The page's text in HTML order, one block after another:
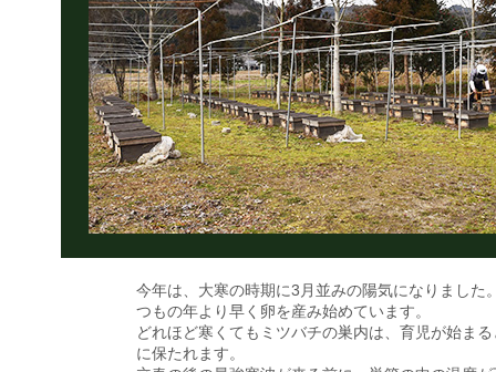
今年は、大寒の時期に3月並みの陽気になりました
つもの年より早く卵を産み始めています。
どれほど寒くてもミツバチの巣内は、育児が始ま
に保たれます。